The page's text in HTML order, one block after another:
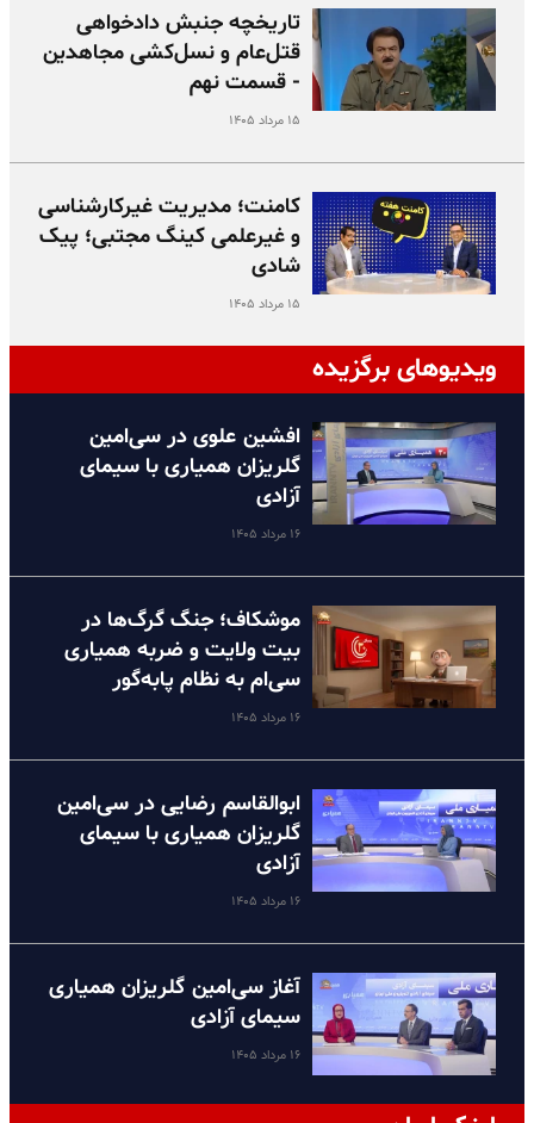
تاریخچه جنبش دادخواهی
قتل‌عام و نسل‌کشی مجاهدین
- قسمت نهم
۱۵ مرداد ۱۴۰۵
کامنت؛ مدیریت غیرکارشناسی
و غیرعلمی کینگ مجتبی؛ پیک
شادی
۱۵ مرداد ۱۴۰۵
ویدیوهای برگزیده
افشین علوی در سی‌امین
گلریزان همیاری با سیمای
آزادی
۱۶ مرداد ۱۴۰۵
موشکاف؛ جنگ گرگ‌ها در
بیت ولایت و ضربه همیاری
سی‌ام به نظام پا‌به‌گور
۱۶ مرداد ۱۴۰۵
ابوالقاسم رضایی در سی‌امین
گلریزان همیاری با سیمای
آزادی
۱۶ مرداد ۱۴۰۵
آغاز سی‌امین گلریزان همیاری
سیمای آزادی
۱۶ مرداد ۱۴۰۵